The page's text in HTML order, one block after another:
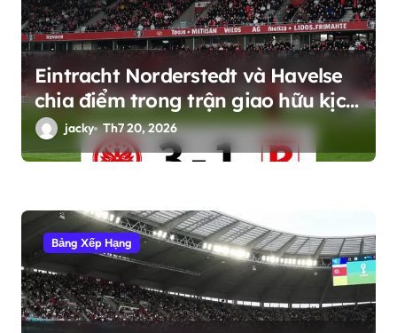
ế
t
Eintracht Norderstedt và Havelse
chia điểm trong trận giao hữu kịch
tínhjacky Th7 20, 2026
Bảng Xếp Hạng